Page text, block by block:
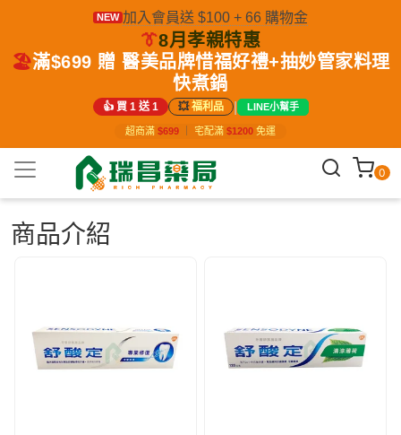
NEW 加入會員送 $100 + 66 購物金
👔8月孝親特惠
🏖️滿$699 贈 醫美品牌惜福好禮+抽妙管家料理
快煮鍋
👍 買 1 送 1 💥福利品 | LINE小幫手
超商滿 $699 宅配滿 $1200 免運
0
商品介紹